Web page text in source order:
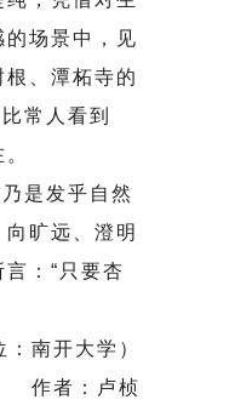
场景中，见
、潭柘寺的
常人看到
是发乎自然
旷远、澄明
：“只要杏
南开大学）
作者：卢桢